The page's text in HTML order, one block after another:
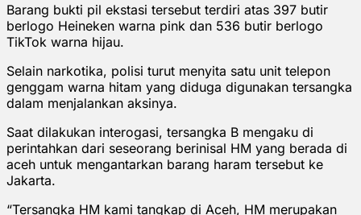
Barang bukti pil ekstasi tersebut terdiri atas 397 butir
berlogo Heineken warna pink dan 536 butir berlogo
TikTok warna hijau.
Selain narkotika, polisi turut menyita satu unit telepon
genggam warna hitam yang diduga digunakan tersangka
dalam menjalankan aksinya.
Saat dilakukan interogasi, tersangka B mengaku di
perintahkan dari seseorang berinisal HM yang berada di
aceh untuk mengantarkan barang haram tersebut ke
Jakarta.
“Tersangka HM kami tangkap di Aceh, HM merupakan